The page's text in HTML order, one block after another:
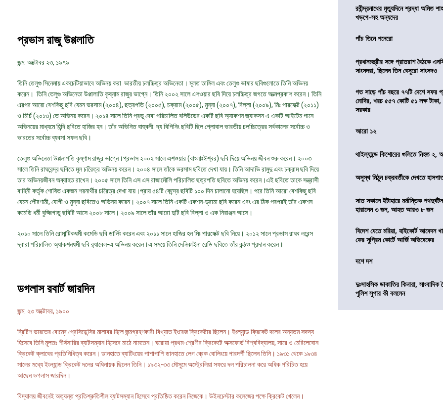
প্রভাস রাজু উপ্পলাতি
জন্ম: অক্টোবর ২৩, ১৯৭৯
তিনি তেলুগু সিনেমায় একচেটিয়াভাবে অভিনয় করা ভারতীয় চলচ্চিত্র অভিনেতা। মূলত তামিল এবং তেলুগু ভাষার ছবিগুলোতে তিনি অভিনয়
করেন। তিনি তেলুগু অভিনেতা উপ্পালাতি কৃষ্নাম রাজুর ভাগ্নে। তিনি ২০০২ সালে এশওয়ার ছবি দিয়ে চলচ্চিত্র জগতে আত্মপ্রকাশ করেন। তিনি
এরপর আরো বেশকিছু ছবি যেমন ভরসাম (২০০৪), ছত্রপতি (২০০৫), চক্রাম (২০০৫), মুন্না (২০০৭), বিল্লা (২০০৯), মিঃ পারফেক্ট (২০১১)
ও মির্চি (২০১৩) তে অভিনয় করেন। ২০১৪ সালে তিনি প্রভু দেবা পরিচালিত বলিউডের একটি ছবি অ্যাকশন জ্যাকসন এ একটি আইটেম গানে
অভিনয়ের মাধ্যমে হিন্দি ছবিতে হাজির হন। তাঁর অভিনিত বাহুবলী: দ্য বিগিনিং ছবিটি ছিল গ্লোবাল ভারতীয় চলচ্চিত্রের সর্বকালের সর্বোচ্চ ও
ভারতের সর্বোচ্চ ব্যবসা সফল ছবি।
তেলুগু অভিনেতা উপ্পলাপতি কৃষ্ণাম রাজুর ভাগ্নে।প্রভাস ২০০২ সালে এশওয়ার (বাংলাঃঈশ্বর) ছবি দিয়ে অভিনয় জীবন শুরু করেন। ২০০৩
সালে তিনি রাঘবেন্দ্র ছবিতে মূল চরিেত্র অভিনয় করেন। ২০০৪ সালে তাঁকে ভরসাম ছবিতে দেখা যায়। তিনি আদাভি রামুদু এবং চক্রাম ছবি দিয়ে
তার অভিনয়জীবন অব্যাহত রাখেন। ২০০৫ সালে তিনি এস এস রাজামৌলি পরিচালিত ছত্রপতি ছবিতে অভিনয় করেন।এই ছবিতে তাকে সন্ত্রাসী
বাহিনী কর্তৃক শোষিত একজন শরনার্থীর চরিেত্র দেখা যায়।প্রায় ৫৪টি কেন্দ্রে ছবিটি ১০০ দিন চালানো হয়েছিল। পরে তিনি আরো বেশকিছু ছবি
যেমন পৌরণামী, যোগী ও মুন্না ছবিতেও অভিনয় করেন। ২০০৭ সালে তিনি একটি একশন-ড্রামা ছবি করেন এবং এর ঠিক পরপরই তাঁর একশন
কমেডি ধর্মী বুজ্জিগাডু ছবিটি আসে ২০০৮ সালে। ২০০৯ সালে তাঁর আরো দুটি ছবি বিল্লা ও এক নিরাঞ্জন আসে।
২০১০ সালে তিনি রোমান্টিকধর্মী কমেডি ছবি ডার্লিং করেন এবং ২০১১ সালে হাজির হন মিঃ পারফেক্ট ছবি নিয়ে। ২০১২ সালে প্রভাস রাঘব লরেন্স
দ্বারা পরিচালিত অ্যাকশনধর্মী ছবি র‍্যাবেল-এ অভিনয় করেন।এ সময়ে তিনি দেনিকাইনা রেডি ছবিতে তাঁর কন্ঠও প্রদান করেন।
ডগলাস রবার্ট জারদিন
জন্ম: ২৩ অক্টোবর, ১৯০০
ব্রিটিশ ভারতের বোম্বে প্রেসিডেন্সির মালাবর হিলে জন্মগ্রহণকারী বিখ্যাত ইংরেজ ক্রিকেটার ছিলেন। ইংল্যান্ড ক্রিকেট দলের অন্যতম সদস্য
হিসেবে তিনি মূলতঃ শীর্ষসারির ব্যাটসম্যান হিসেবে মাঠে নামতেন। ঘরোয়া প্রথম-শ্রেণীর ক্রিকেটে অক্সফোর্ড বিশ্ববিদ্যালয়, সারে ও মেরিলেবোন
ক্রিকেট ক্লাবের প্রতিনিধিত্ব করেন। ডানহাতে ব্যাটিংয়ের পাশাপাশি ডানহাতে লেগ ব্রেক বোলিংয়ে পারদর্শী ছিলেন তিনি। ১৯৩১ থেকে ১৯৩৪
সালের মধ্যে ইংল্যান্ড ক্রিকেট দলের অধিনায়ক ছিলেন তিনি। ১৯৩২-৩৩ মৌসুমে অস্ট্রেলিয়া সফরে দল পরিচালনা করে অধিক পরিচিত হয়ে
আছেন ডগলাস জারদিন।
বিদ্যালয় জীবনেই অত্যন্ত প্রতিশ্রুতিশীল ব্যাটসম্যান হিসেবে প্রতিষ্ঠিত করেন নিজেকে। উইনচেস্টার কলেজের পক্ষে ক্রিকেট খেলেন।
রবীন্দ্রনাথের মৃত্যুদিনে শ্রদ্ধা অমিত
খড়গে-সহ অন্যদের
পাঁচ তিনে পনেরো
প্রধানমন্ত্রীর সঙ্গে প্রাতরাশ বৈঠকে
সাংসদরা, ছিলেন তিন বেসুরো সাংসদও
গত সাড়ে পাঁচ বছরে ৭৭টি দেশে সফর
মোদির, খরচ ৫৫৭ কোটি ৫১ লক্ষ টাকা,
সরকার
আরো ১২
থাইল্যান্ডে কিশোরের গুলিতে নিহত
অসুস্থ মিঠুন চক্রবর্তীকে দেখতে
সাত সকালে ইটাহারে মর্মান্তিক
হারালেন ৩ জন, আহত আরও ৮ জন
বিদেশ যেতে মরিয়া, হাইকোর্ট আবেদন
ফের সুপ্রিম কোর্টে আর্জি অভিষেকের
দশে দশ
দুঃসাহসিক ডাকাতির কিনারা, সাংবাদিক
পুলিশ সুপার কী বললেন